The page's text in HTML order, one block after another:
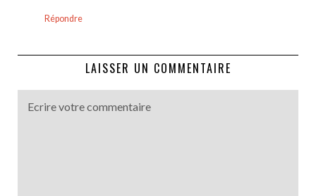
Répondre
LAISSER UN COMMENTAIRE